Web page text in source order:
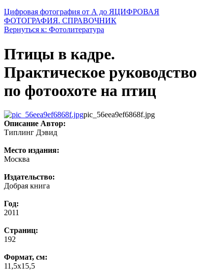
Цифровая фотография от А до ЯЦИФРОВАЯ
ФОТОГРАФИЯ. СПРАВОЧНИК
Вернуться к: Фотолитература
Птицы в кадре.
Практическое руководство
по фотоохоте на птиц
pic_56eea9ef6868f.jpg
Описание Автор:
Типлинг Дэвид
Место издания:
Москва
Издательство:
Добрая книга
Год:
2011
Страниц:
192
Формат, см:
11,5х15,5